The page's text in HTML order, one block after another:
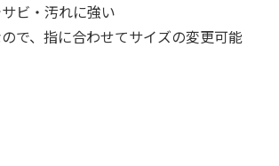
ビ・汚れに強い
で、指に合わせてサイズの変更可能